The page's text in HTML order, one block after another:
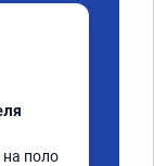
на поло